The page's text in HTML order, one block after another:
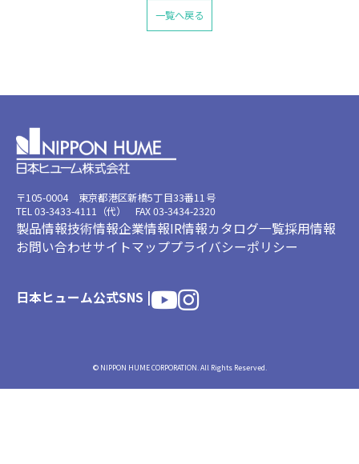
一覧へ戻る
〒105-0004 東京都港区新橋5丁目33番11号
TEL 03-3433-4111（代） FAX 03-3434-2320
製品情報技術情報企業情報IR情報カタログ一覧採用情報
お問い合わせサイトマッププライバシーポリシー
日本ヒューム公式SNS |
© NIPPON HUME CORPORATION. All Rights Reserved.